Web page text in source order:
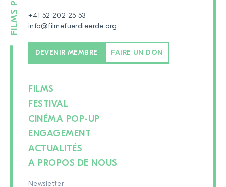
+41 52 202 25 53
info@filmefuerdieerde.org
DEVENIR MEMBRE FAIRE UN DON
FILMS
FESTIVAL
CINÉMA POP-UP
ENGAGEMENT
ACTUALITÉS
A PROPOS DE NOUS
Newsletter